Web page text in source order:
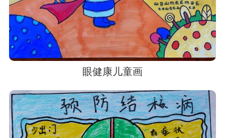
眼健康儿童画